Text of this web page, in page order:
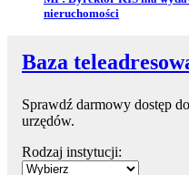
nieruchomości
Baza
Sprawdź darmowy dostęp
urzędów.
Rodzaj instytucji: